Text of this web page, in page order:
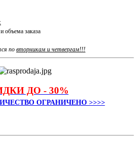
объема заказа
по вторникам и четвергам!!!
ДО - 30%
ОГРАНИЧЕНО >>>>